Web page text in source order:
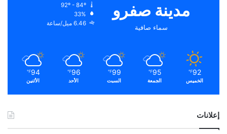
مدينة صفرو
سماء صافية
33%
6.46 ميل/ساعة
92
℉
الخميس
95
℉
الجمعة
99
℉
السبت
96
℉
الأحد
94
℉
الأثنين
إعلانات